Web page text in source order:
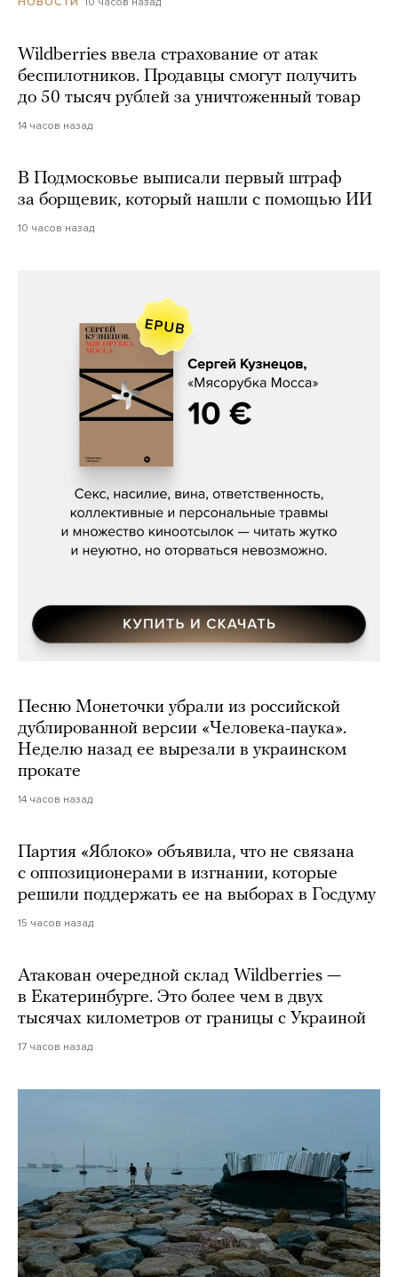
Wildberries ввела страхование от атак
беспилотников. Продавцы смогут получить
до 50 тысяч рублей за уничтоженный товар
14 часов назад
В Подмосковье выписали первый штраф
за борщевик, который нашли с помощью ИИ
10 часов назад
Сергей Кузнецов, «Мясорубка
Песню Монеточки убрали из российской
дублированной версии «Человека-паука».
Неделю назад ее вырезали в украинском
прокате
14 часов назад
Партия «Яблоко» объявила, что не связана
с оппозиционерами в изгнании, которые
решили поддержать ее на выборах в Госдуму
15 часов назад
Атакован очередной склад Wildberries —
в Екатеринбурге. Это более чем в двух
тысячах километров от границы с Украиной
17 часов назад